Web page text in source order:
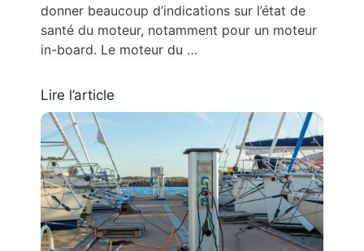
donner beaucoup d’indications sur l’état de
santé du moteur, notamment pour un moteur
in-board. Le moteur du …
Lire l’article